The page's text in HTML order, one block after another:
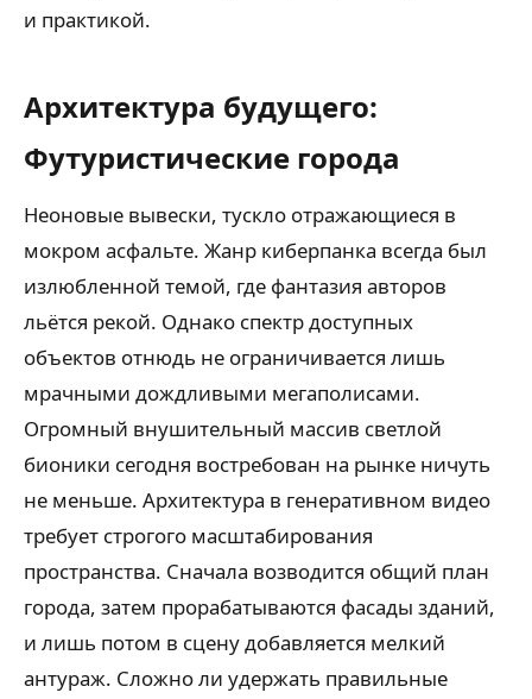
и практикой.
Архитектура будущего:
Футуристические города
Неоновые вывески, тускло отражающиеся в
мокром асфальте. Жанр киберпанка всегда был
излюбленной темой, где фантазия авторов
льётся рекой. Однако спектр доступных
объектов отнюдь не ограничивается лишь
мрачными дождливыми мегаполисами.
Огромный внушительный массив светлой
бионики сегодня востребован на рынке ничуть
не меньше. Архитектура в генеративном видео
требует строгого масштабирования
пространства. Сначала возводится общий план
города, затем прорабатываются фасады зданий,
и лишь потом в сцену добавляется мелкий
антураж. Сложно ли удержать правильные